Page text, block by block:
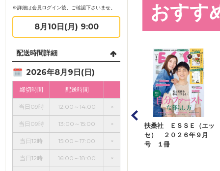
※詳細は会員ログイン後、ご確認下さいませ。
8月10日(月) 9:00
配送時間詳細
2026年8月9日(日)
締切時間 配送時間
当日09時 12:00～14:00 ×
当日09時 13:00～15:00 ×
当日12時 15:00～17:00 ×
当日12時 16:00～18:00 ×
おすす
ページ オレン
２０２６年８
号 １...
扶桑社 ＥＳＳＥ（エッ
セ） ２０２６年９月
号 １冊
アシェット・コレクショ
ンズ・ジャパン くまの
プーさん楽しい...